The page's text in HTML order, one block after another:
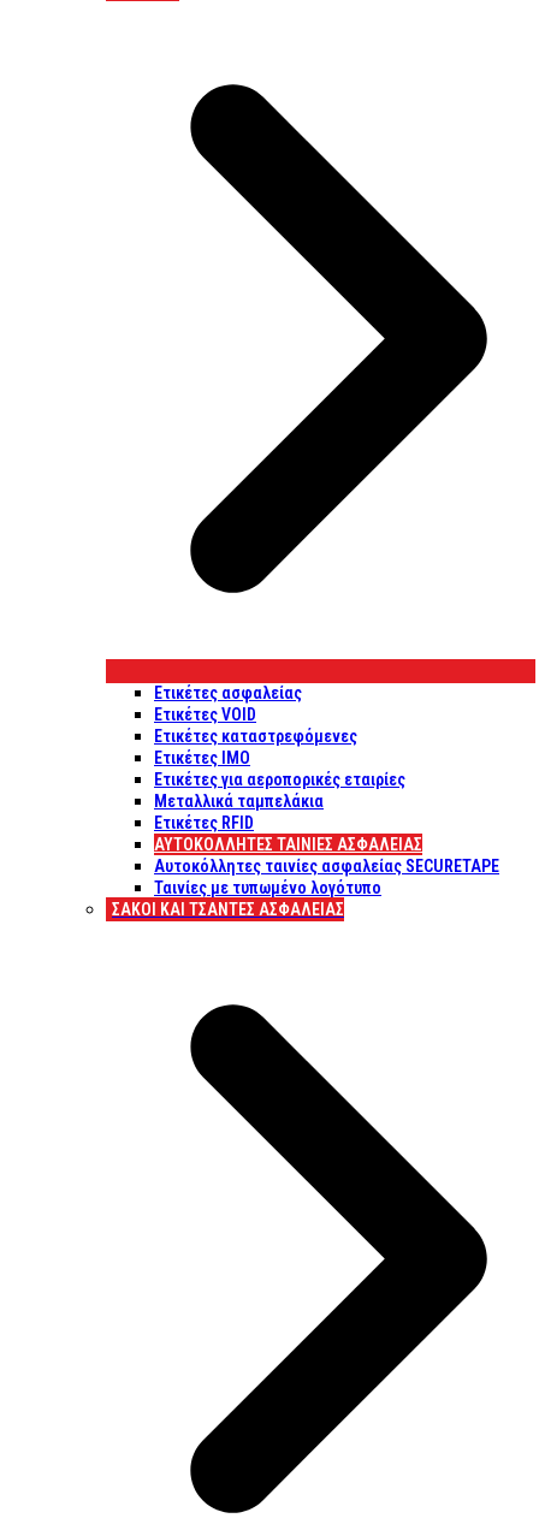
Ετικέτες ασφαλείας
Ετικέτες VOID
Ετικέτες καταστρεφόμενες
Ετικέτες IMO
Ετικέτες για αεροπορικές εταιρίες
Μεταλλικά ταμπελάκια
Ετικέτες RFID
ΑΥΤΟΚΌΛΛΗΤΕΣ ΤΑΙΝΊΕΣ ΑΣΦΑΛΕΊΑΣ
Αυτοκόλλητες ταινίες ασφαλείας SECURETAPE
Ταινίες με τυπωμένο λογότυπο
ΣΆΚΟΙ ΚΑΙ ΤΣΆΝΤΕΣ ΑΣΦΑΛΕΊΑΣ